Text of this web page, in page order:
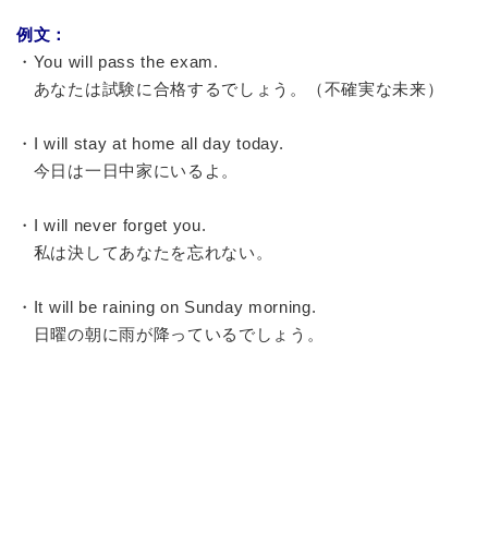
例文：
・You will pass the exam.
あなたは試験に合格するでしょう。（不確実な未来）
・I will stay at home all day today.
今日は一日中家にいるよ。
・I will never forget you.
私は決してあなたを忘れない。
・It will be raining on Sunday morning.
日曜の朝に雨が降っているでしょう。